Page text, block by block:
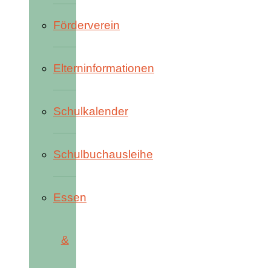
Förderverein
Elterninformationen
Schulkalender
Schulbuchausleihe
Essen
&